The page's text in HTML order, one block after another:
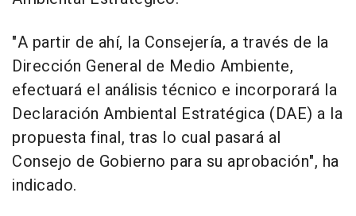
"A partir de ahí, la Consejería, a través de la
Dirección General de Medio Ambiente,
efectuará el análisis técnico e incorporará la
Declaración Ambiental Estratégica (DAE) a la
propuesta final, tras lo cual pasará al
Consejo de Gobierno para su aprobación", ha
indicado.